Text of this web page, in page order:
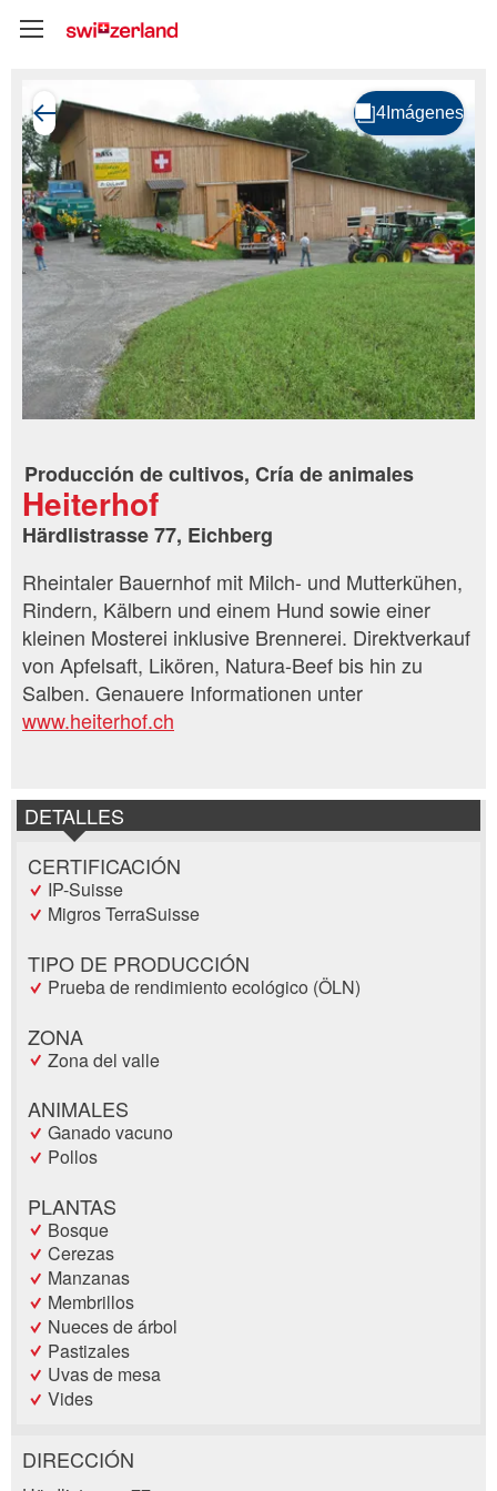
Producción de cultivos, Cría de animales
Heiterhof
Härdlistrasse 77, Eichberg
Rheintaler Bauernhof mit Milch- und Mutterkühen,
Rindern, Kälbern und einem Hund sowie einer
kleinen Mosterei inklusive Brennerei. Direktverkauf
von Apfelsaft, Likören, Natura-Beef bis hin zu
Salben. Genauere Informationen unter
www.heiterhof.ch
DETALLES
CERTIFICACIÓN
IP-Suisse
Migros TerraSuisse
TIPO DE PRODUCCIÓN
Prueba de rendimiento ecológico (ÖLN)
ZONA
Zona del valle
ANIMALES
Ganado vacuno
Pollos
PLANTAS
Bosque
Cerezas
Manzanas
Membrillos
Nueces de árbol
Pastizales
Uvas de mesa
Vides
DIRECCIÓN